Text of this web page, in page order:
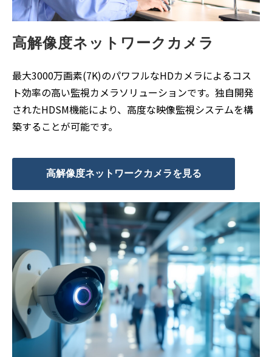
高解像度ネットワークカメラ
最大3000万画素(7K)のパワフルなHDカメラによるコス
ト効率の高い監視カメラソリューションです。独自開発
されたHDSM機能により、高度な映像監視システムを構
築することが可能です。
高解像度ネットワークカメラを見る